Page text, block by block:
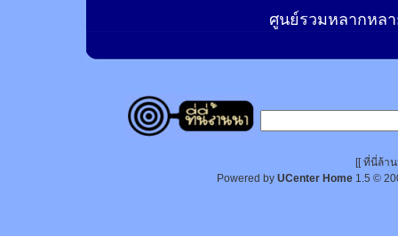
ศูนย์รวมหลากหลา
[[ ที่นี่ล้า
Powered by UCenter Home 1.5 ©